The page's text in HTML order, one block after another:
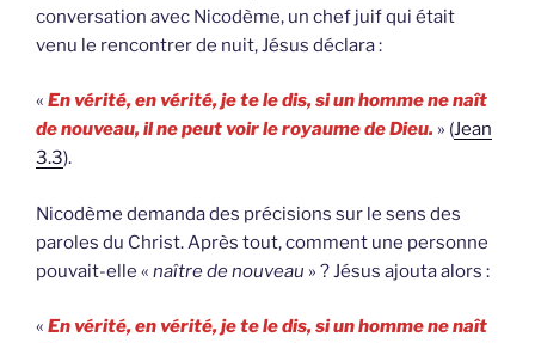
conversation avec Nicodème, un chef juif qui était
venu le rencontrer de nuit, Jésus déclara :
« En vérité, en vérité, je te le dis, si un homme ne naît
de nouveau, il ne peut voir le royaume de Dieu. » (Jean
3.3).
Nicodème demanda des précisions sur le sens des
paroles du Christ. Après tout, comment une personne
pouvait-elle « naître de nouveau » ? Jésus ajouta alors :
« En vérité, en vérité, je te le dis, si un homme ne naît